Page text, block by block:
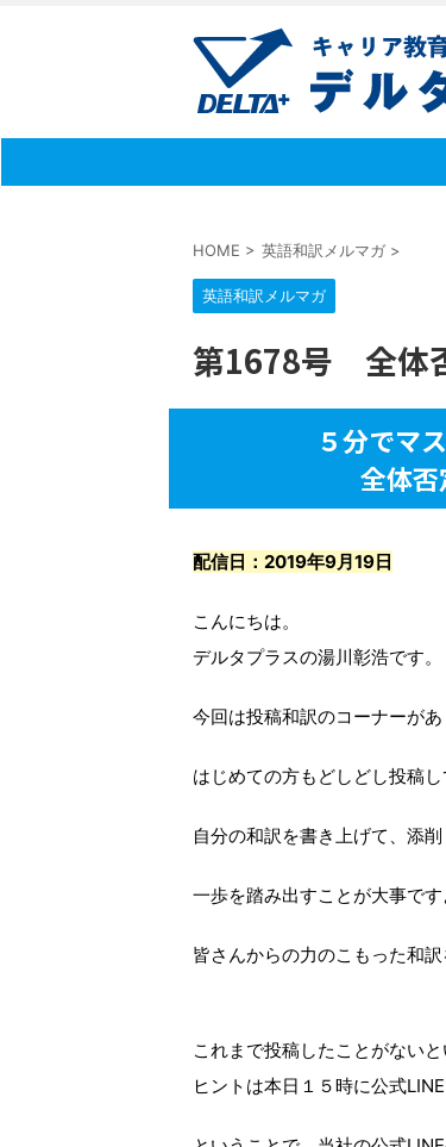
HOME > 英語和訳メルマガ >
英語和訳メルマガ
第1678号 全体
５分でマ
全体
配信日：2019年9月19日
こんにちは。
デルタプラスの湯川彰浩です。
今回は投稿和訳のコーナーが
はじめての方もどしどし投稿
自分の和訳を書き上げて、添
一歩を踏み出すことが大事です
皆さんからの力のこもった和
これまで投稿したことがない
ヒントは本日１５時に公式